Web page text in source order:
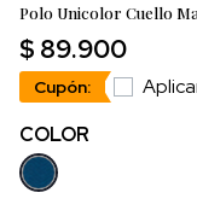
Polo Unicolor Cuello
$ 89.900
Cupón:
COLOR